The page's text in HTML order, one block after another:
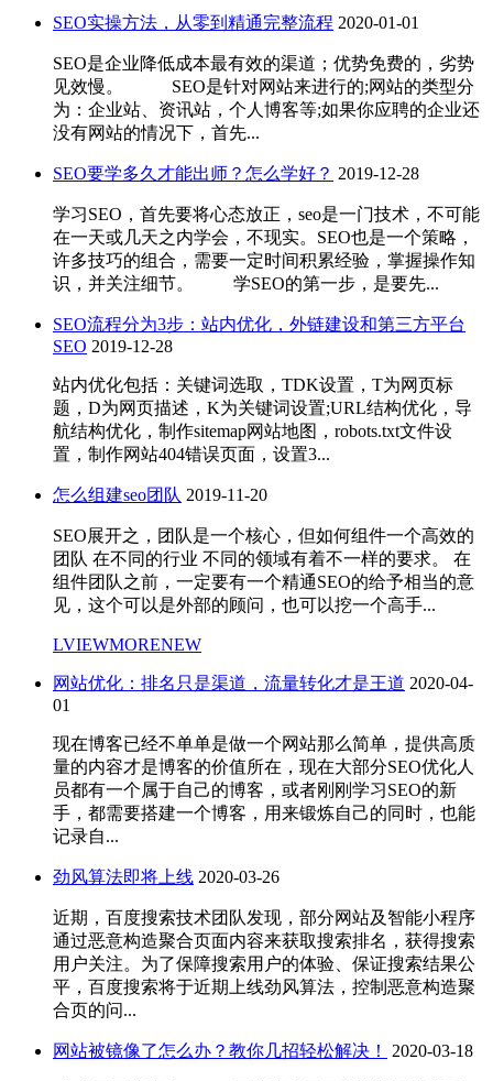
SEO实操方法，从零到精通完整流程 2020-01-01
SEO是企业降低成本最有效的渠道；优势免费的，劣势
见效慢。 SEO是针对网站来进行的;网站的类型分
为：企业站、资讯站，个人博客等;如果你应聘的企业还
没有网站的情况下，首先...
SEO要学多久才能出师？怎么学好？ 2019-12-28
学习SEO，首先要将心态放正，seo是一门技术，不可能
在一天或几天之内学会，不现实。SEO也是一个策略，
许多技巧的组合，需要一定时间积累经验，掌握操作知
识，并关注细节。 学SEO的第一步，是要先...
SEO流程分为3步：站内优化，外链建设和第三方平台
SEO 2019-12-28
站内优化包括：关键词选取，TDK设置，T为网页标
题，D为网页描述，K为关键词设置;URL结构优化，导
航结构优化，制作sitemap网站地图，robots.txt文件设
置，制作网站404错误页面，设置3...
怎么组建seo团队 2019-11-20
SEO展开之，团队是一个核心，但如何组件一个高效的
团队 在不同的行业 不同的领域有着不一样的要求。 在
组件团队之前，一定要有一个精通SEO的给予相当的意
见，这个可以是外部的顾问，也可以挖一个高手...
LVIEWMORENEW
网站优化：排名只是渠道，流量转化才是王道 2020-04-
01
现在博客已经不单单是做一个网站那么简单，提供高质
量的内容才是博客的价值所在，现在大部分SEO优化人
员都有一个属于自己的博客，或者刚刚学习SEO的新
手，都需要搭建一个博客，用来锻炼自己的同时，也能
记录自...
劲风算法即将上线 2020-03-26
近期，百度搜索技术团队发现，部分网站及智能小程序
通过恶意构造聚合页面内容来获取搜索排名，获得搜索
用户关注。为了保障搜索用户的体验、保证搜索结果公
平，百度搜索将于近期上线劲风算法，控制恶意构造聚
合页的问...
网站被镜像了怎么办？教你几招轻松解决！ 2020-03-18